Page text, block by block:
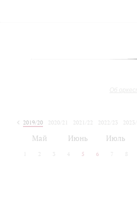
Об
2019/20 2020/21 2021/22 2022/23
Май Июнь Июль
2 3 4 5 6 7 8